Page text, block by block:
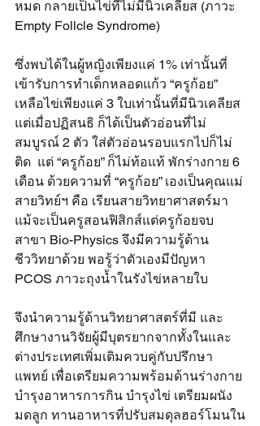
หมด กลายเป็นไข่ที่ไม่มีนิวเคลียส (ภาวะ
Empty Follcle Syndrome)
ซึ่งพบได้ในผู้หญิงเพียงแค่ 1% เท่านั้นที่
เข้ารับการทำเด็กหลอดแก้ว “ครูก้อย”
เหลือไข่เพียงแค่ 3 ใบเท่านั้นที่มีนิวเคลียส
แต่เมื่อปฏิสนธิ ก็ได้เป็นตัวอ่อนที่ไม่
สมบูรณ์ 2 ตัว ใส่ตัวอ่อนรอบแรกไปก็ไม่
ติด  แต่ “ครูก้อย” ก็ไม่ท้อแท้ พักร่างกาย 6
เดือน ด้วยความที่ “ครูก้อย” เองเป็นคุณแม่
สายวิทย์ฯ คือ เรียนสายวิทยาศาสตร์มา
แม้จะเป็นครูสอนฟิสิกส์แต่ครูก้อยจบ
สาขา Bio-Physics จึงมีความรู้ด้าน
ชีววิทยาด้วย พอรู้ว่าตัวเองมีปัญหา
PCOS ภาวะถุงน้ำในรังไข่หลายใบ
จึงนำความรู้ด้านวิทยาศาสตร์ที่มี และ
ศึกษางานวิจัยผู้มีบุตรยากจากทั้งในและ
ต่างประเทศเพิ่มเติมควบคู่กับปรึกษา
แพทย์ เพื่อเตรียมความพร้อมด้านร่างกาย
บำรุงอาหารการกิน บำรุงไข่ เตรียมผนัง
มดลูก ทานอาหารที่ปรับสมดุลฮอร์โมนใน